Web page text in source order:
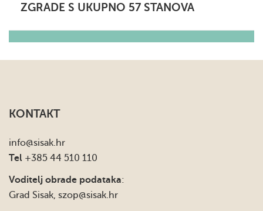
ZGRADE S UKUPNO 57 STANOVA
KONTAKT
info@sisak.hr
Tel +385 44 510 110
Voditelj obrade podataka:
Grad Sisak, szop@sisak.hr